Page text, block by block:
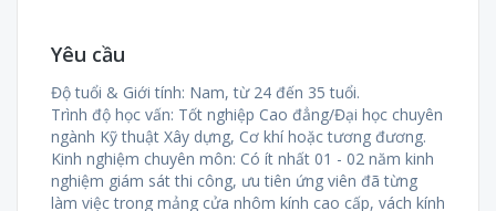
Yêu cầu
Độ tuổi & Giới tính: Nam, từ 24 đến 35 tuổi.
Trình độ học vấn: Tốt nghiệp Cao đẳng/Đại học chuyên
ngành Kỹ thuật Xây dựng, Cơ khí hoặc tương đương.
Kinh nghiệm chuyên môn: Có ít nhất 01 - 02 năm kinh
nghiệm giám sát thi công, ưu tiên ứng viên đã từng
làm việc trong mảng cửa nhôm kính cao cấp, vách kính